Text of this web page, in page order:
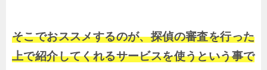
そこでおススメするのが、探偵の審査を行った
上で紹介してくれるサービスを使うという事で